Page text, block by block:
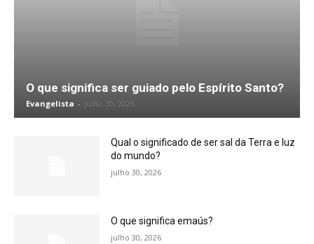
O que significa ser guiado pelo Espírito Santo?
Evangelista - julho 30, 2026
Qual o significado de ser sal da Terra e luz
do mundo?
julho 30, 2026
O que significa emaús?
julho 30, 2026